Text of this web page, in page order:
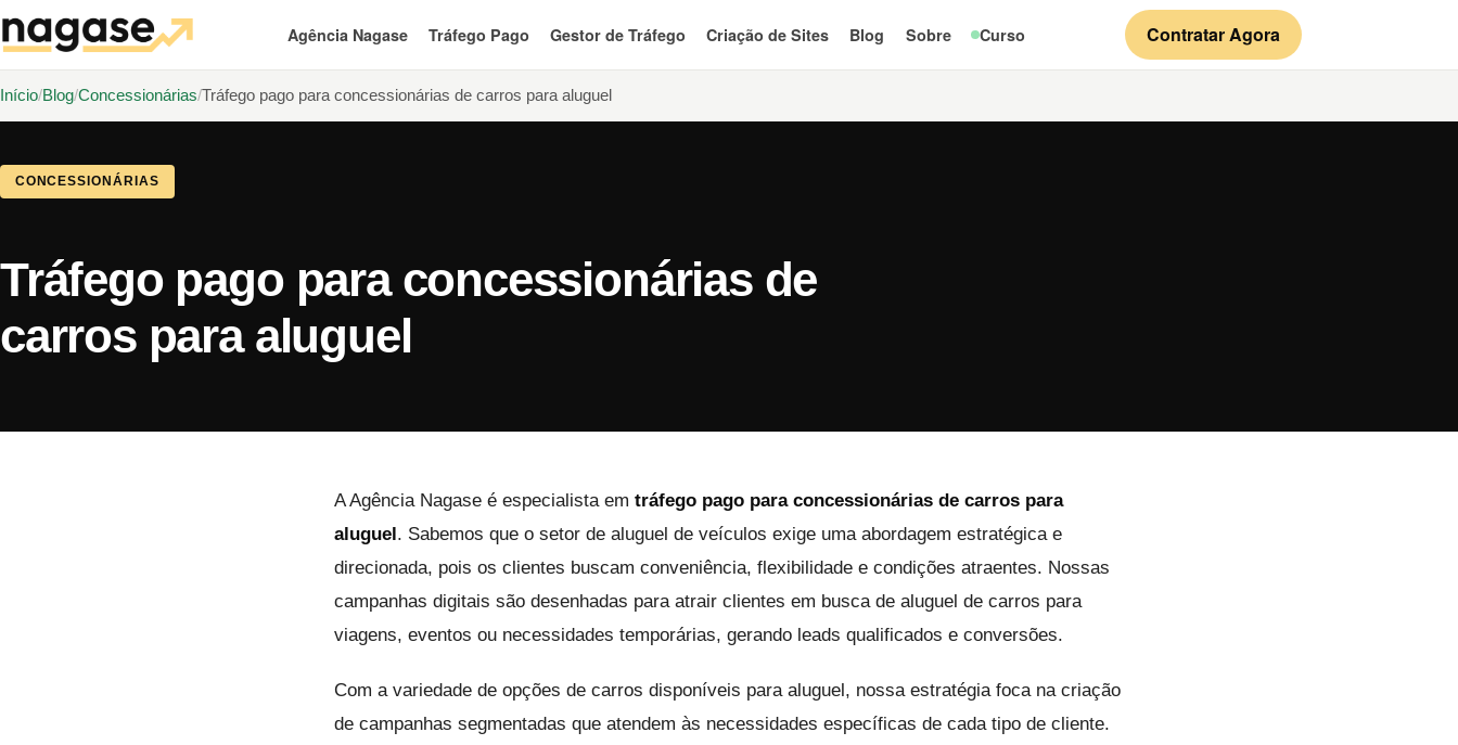
Agência Nagase Tráfego Pago Gestor de Tráfego Criação de Sites Blog Sobre Curso Contratar Agora
Início Blog Concessionárias Tráfego pago para concessionárias de carros para aluguel
CONCESSIONÁRIAS
Tráfego pago para concessionárias de
carros para aluguel
A Agência Nagase é especialista em tráfego pago para concessionárias de carros para
aluguel. Sabemos que o setor de aluguel de veículos exige uma abordagem estratégica e
direcionada, pois os clientes buscam conveniência, flexibilidade e condições atraentes. Nossas
campanhas digitais são desenhadas para atrair clientes em busca de aluguel de carros para
viagens, eventos ou necessidades temporárias, gerando leads qualificados e conversões.
Com a variedade de opções de carros disponíveis para aluguel, nossa estratégia foca na criação
de campanhas segmentadas que atendem às necessidades específicas de cada tipo de cliente.